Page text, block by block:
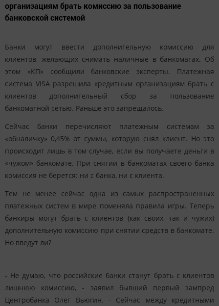
организациям брать комиссию за пользование
банковской системой
Банки могут ввести дополнительную комиссию для
клиентов, желающих снимать наличные в банкоматах. Об
этом «КП» сообщили банковские эксперты. Платежная
система VISA разрешила кредитным организациям брать с
клиентов дополнительный сбор за пользование
банкоматной сетью. Раньше это запрещалось.
Сейчас банки перечисляют платежным системам за
«обналичку» 0,45% от суммы, которую снял клиент. Но это
происходит лишь в том случае, если вы получаете деньги в
«чужом» банкомате. При снятии в банкоматах своего банка
комиссия не берется: ни с банка, ни с клиента.
Тем не менее сейчас одна из самых распространенных
платежных систем в мире поменяла правила игры. Теперь
банкиры могут брать с клиентов (как своих, так и чужих)
дополнительную комиссию при снятии средств в банкомате.
Но введут ли?
- Не думаю, что российские банки станут брать с клиентов
лишнюю комиссию, - заявил бывший первый зампред
Центробанка Олег Вьюгин. - Сейчас между кредитными